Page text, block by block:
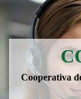
Cooperativa